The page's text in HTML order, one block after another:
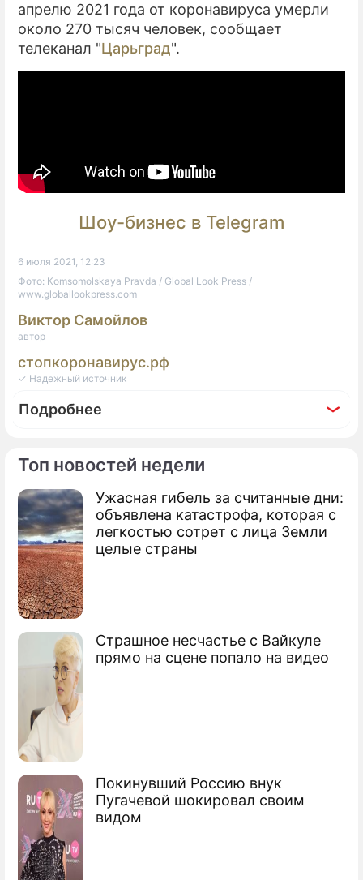
Топ новостей недели
Ужасная гибель за считанные дни:
объявлена катастрофа, которая с
легкостью сотрет с лица Земли
целые страны
Страшное несчастье с Вайкуле
прямо на сцене попало на видео
Покинувший Россию внук
Пугачевой шокировал своим
видом
апрелю 2021 года от коронавируса умерли
около 270 тысяч человек, сообщает
телеканал "Царьград".
Шоу-бизнес в Telegram
6 июля 2021, 12:23
Фото: Komsomolskaya Pravda / Global Look Press /
www.globallookpress.com
Виктор Самойлов
автор
стопкоронавирус.рф
✓ Надежный источник
Подробнее
По теме
Продолжение: Названы округа
Подмосковья с самым
Названы отличительные симптомы
штамма "дельта"